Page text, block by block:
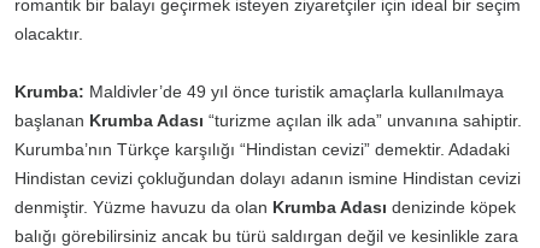
romantik bir balayı geçirmek isteyen ziyaretçiler için ideal bir seçim
olacaktır.
Krumba: Maldivler’de 49 yıl önce turistik amaçlarla kullanılmaya
başlanan Krumba Adası “turizme açılan ilk ada” unvanına sahiptir.
Kurumba’nın Türkçe karşılığı “Hindistan cevizi” demektir. Adadaki
Hindistan cevizi çokluğundan dolayı adanın ismine Hindistan cevizi
denmiştir. Yüzme havuzu da olan Krumba Adası denizinde köpek
balığı görebilirsiniz ancak bu türü saldırgan değil ve kesinlikle zara